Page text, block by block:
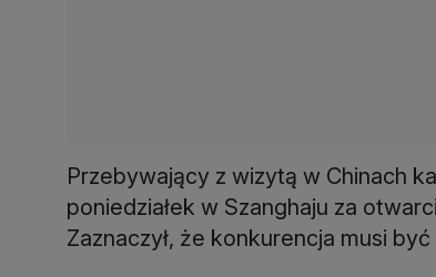
Przebywający z wizytą w Chinach
poniedziałek w Szanghaju za
Zaznaczył, że konkurencja musi